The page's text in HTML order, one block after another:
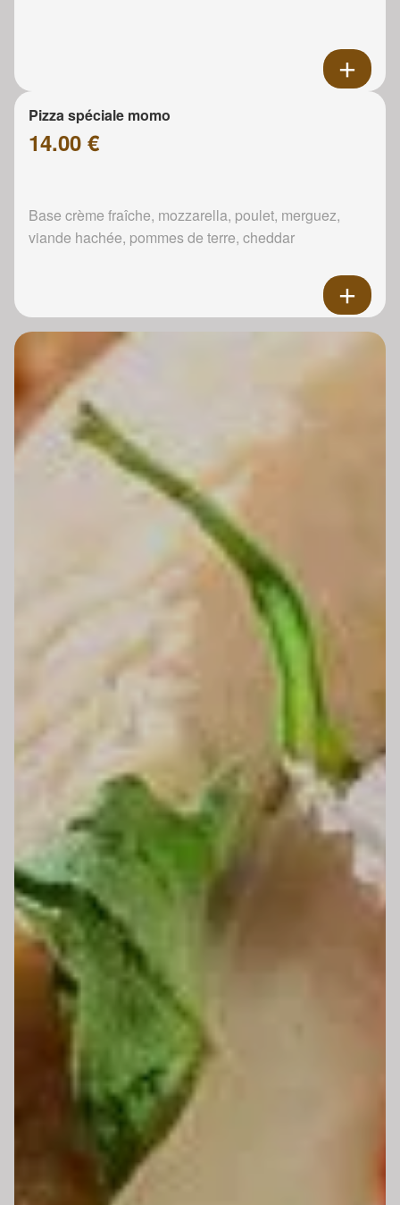
Pizza spéciale momo
14.00 €
Base crème fraîche, mozzarella, poulet, merguez,
viande hachée, pommes de terre, cheddar